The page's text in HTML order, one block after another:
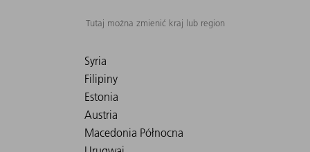
Tutaj można zmienić kraj lub region